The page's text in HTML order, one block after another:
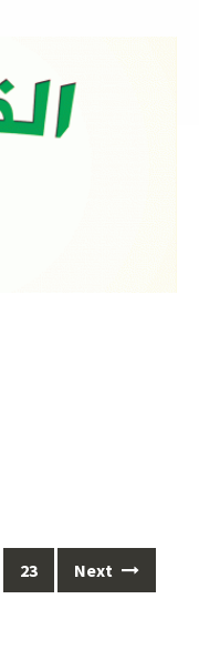
23 Next